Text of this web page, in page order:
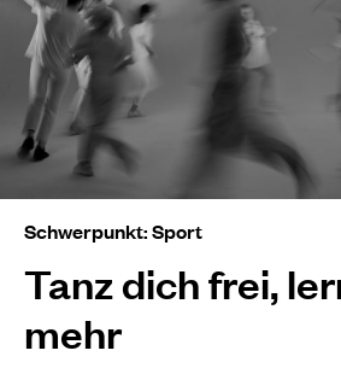
Schwerpunkt: Sport
Tanz dich frei,
mehr